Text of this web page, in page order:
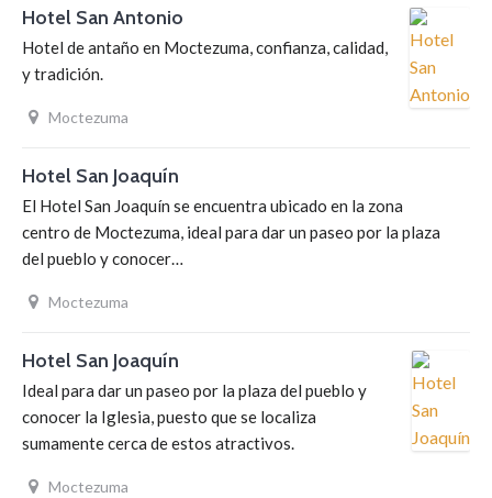
Hotel San Antonio
Hotel de antaño en Moctezuma, confianza, calidad,
y tradición.
Moctezuma
Hotel San Joaquín
El Hotel San Joaquín se encuentra ubicado en la zona
centro de Moctezuma, ideal para dar un paseo por la plaza
del pueblo y conocer…
Moctezuma
Hotel San Joaquín
Ideal para dar un paseo por la plaza del pueblo y
conocer la Iglesia, puesto que se localiza
sumamente cerca de estos atractivos.
Moctezuma